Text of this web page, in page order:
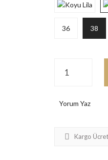
36 38
Yorum Yaz
Kargo